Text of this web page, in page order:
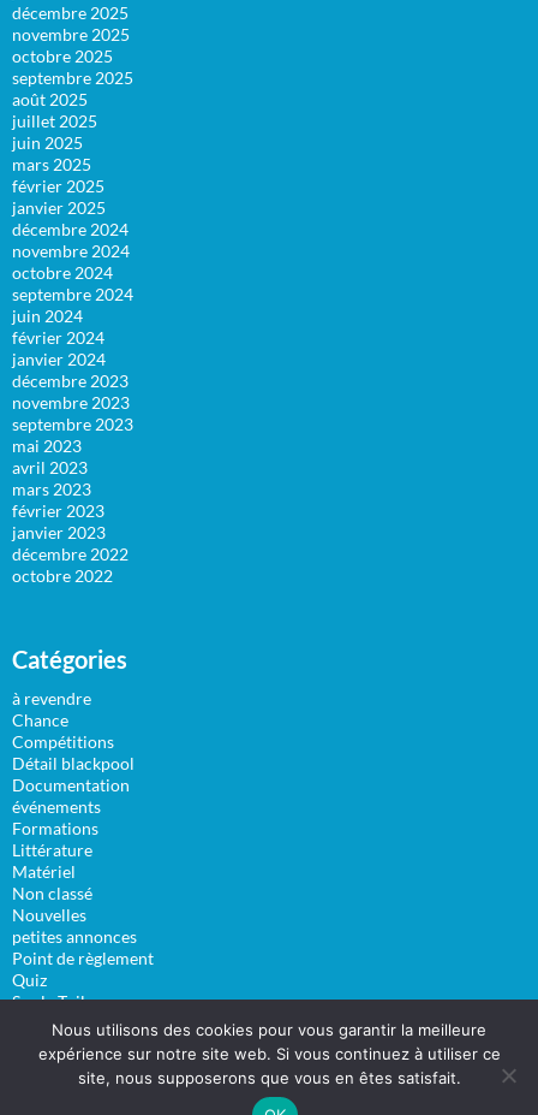
décembre 2025
novembre 2025
octobre 2025
septembre 2025
août 2025
juillet 2025
juin 2025
mars 2025
février 2025
janvier 2025
décembre 2024
novembre 2024
octobre 2024
septembre 2024
juin 2024
février 2024
janvier 2024
décembre 2023
novembre 2023
septembre 2023
mai 2023
avril 2023
mars 2023
février 2023
janvier 2023
décembre 2022
octobre 2022
Catégories
à revendre
Chance
Compétitions
Détail blackpool
Documentation
événements
Formations
Littérature
Matériel
Non classé
Nouvelles
petites annonces
Point de règlement
Quiz
Sur la Toile
VidéosNous utilisons des cookies pour vous garantir la meilleure
expérience sur notre site web. Si vous continuez à utiliser ce
site, nous supposerons que vous en êtes satisfait.